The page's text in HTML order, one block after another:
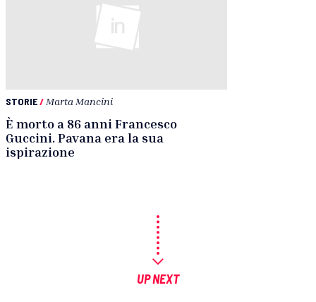
STORIE/ Marta Mancini
È morto a 86 anni Francesco
Guccini. Pavana era la sua
ispirazione
UP NEXT